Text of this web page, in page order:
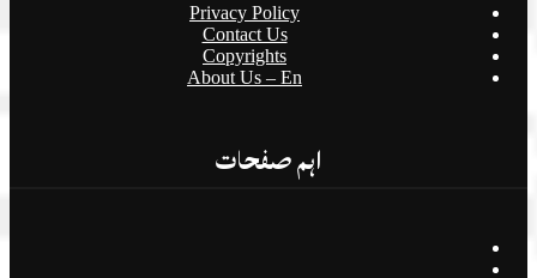
Privacy Policy
Contact Us
Copyrights
About Us – En
اہم صفحات